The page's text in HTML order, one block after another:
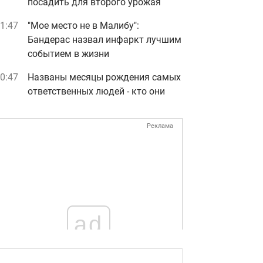
"Мое место не в Малибу":
Бандерас назвал инфаркт лучшим
событием в жизни
Названы месяцы рождения самых
ответственных людей - кто они
Реклама
ad